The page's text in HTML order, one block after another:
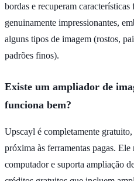
bordas e recuperam
genuinamente impressionantes,
alguns tipos de imagem (rostos,
padrões finos).
Existe um ampliador de
funciona bem?
Upscayl é completamente
próxima às ferramentas pagas.
computador e suporta ampliação